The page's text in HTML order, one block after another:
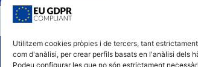
Utilitzem cookies pròpies i de tercers, tant
com d'anàlisi, per crear perfils basats en l'anàlisi dels
Podeu configurar les que no són estrictament